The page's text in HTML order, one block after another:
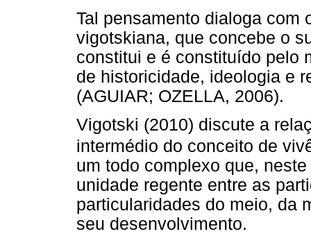
Tal pensamento dialoga com
vigotskiana, que concebe o
constitui e é constituído pelo
de historicidade, ideologia e
(AGUIAR; OZELLA, 2006).
Vigotski (2010) discute a
intermédio do conceito de
um todo complexo que,
unidade regente entre as
particularidades do meio, da
seu desenvolvimento.